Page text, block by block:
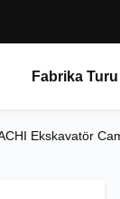
Fabrika Turu
Ekskavatör